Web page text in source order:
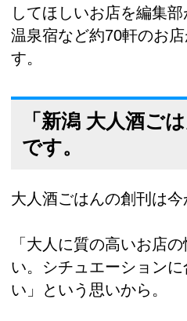
してほしいお店を編集
温泉宿など約70軒のお
す。
「新潟 大人酒ご
です。
大人酒ごはんの創刊は今
「大人に質の高いお店
い。シチュエーション
い」という思いから。